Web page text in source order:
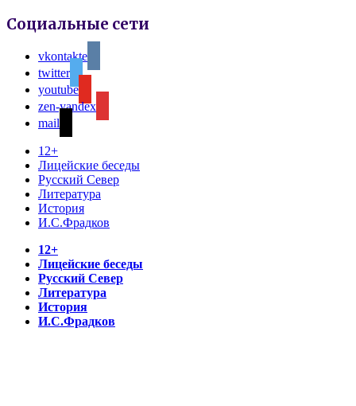
Социальные сети
vkontakte
twitter
youtube
zen-yandex
mail
12+
Лицейские беседы
Русский Север
Литература
История
И.С.Фрадков
12+
Лицейские беседы
Русский Север
Литература
История
И.С.Фрадков